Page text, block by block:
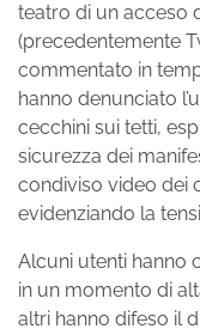
teatro di un acceso
(precedentemente
commentato in
hanno denunciato
cecchini sui tetti,
sicurezza dei
condiviso video dei
evidenziando la
Alcuni utenti hanno
in un momento di
altri hanno difeso il